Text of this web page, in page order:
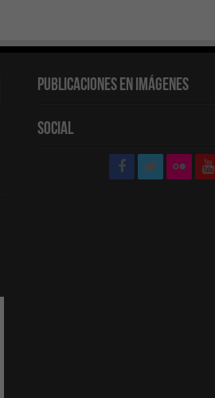
Publicaciones en Imágenes
Social